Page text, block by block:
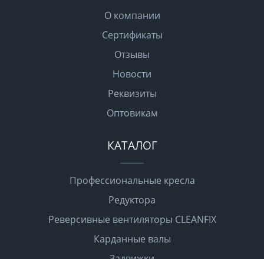
О компании
Сертификаты
Отзывы
Новости
Реквизиты
Оптовикам
КАТАЛОГ
Профессиональные кресла
Редуктора
Реверсивные вентиляторы CLEANFIX
Карданные валы